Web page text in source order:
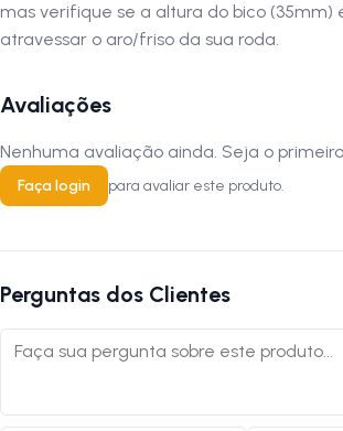
mas verifique se a altura do bico (35mm)
atravessar o aro/friso da sua roda.
Avaliações
Nenhuma avaliação ainda. Seja o
Faça login para avaliar este produto.
Perguntas dos Clientes